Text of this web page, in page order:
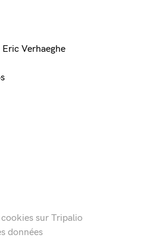
Verhaeghe
sur Tripalio
données